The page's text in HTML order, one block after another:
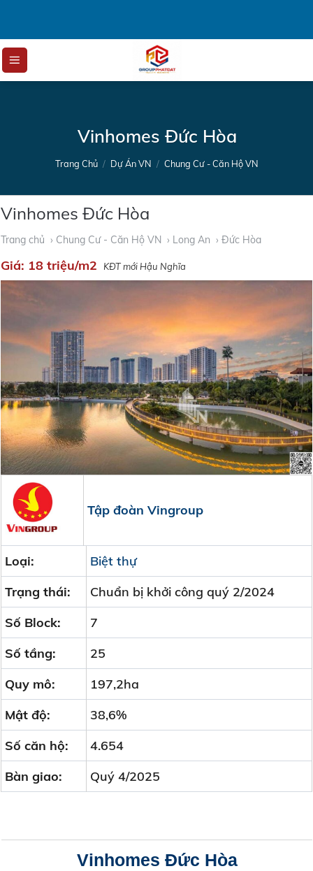
content
Vinhomes Đức Hòa
Trang Chủ / Dự Án VN / Chung Cư - Căn Hộ VN
Vinhomes Đức Hòa
Trang chủ › Chung Cư - Căn Hộ VN › Long An › Đức Hòa
Giá: 18 triệu/m2 KĐT mới Hậu Nghĩa
Tập đoàn Vingroup
Loại:
Biệt thự
Trạng thái:
Chuẩn bị khởi công quý 2/2024
Số Block:
7
Số tầng:
25
Quy mô:
197,2ha
Mật độ:
38,6%
Số căn hộ:
4.654
Bàn giao:
Quý 4/2025
Vinhomes Đức Hòa